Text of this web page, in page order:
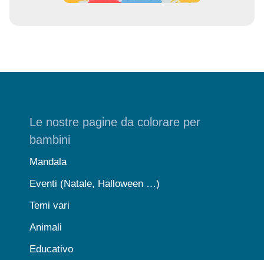
Le nostre pagine da colorare per
bambini
Mandala
Eventi (Natale, Halloween …)
Temi vari
Animali
Educativo